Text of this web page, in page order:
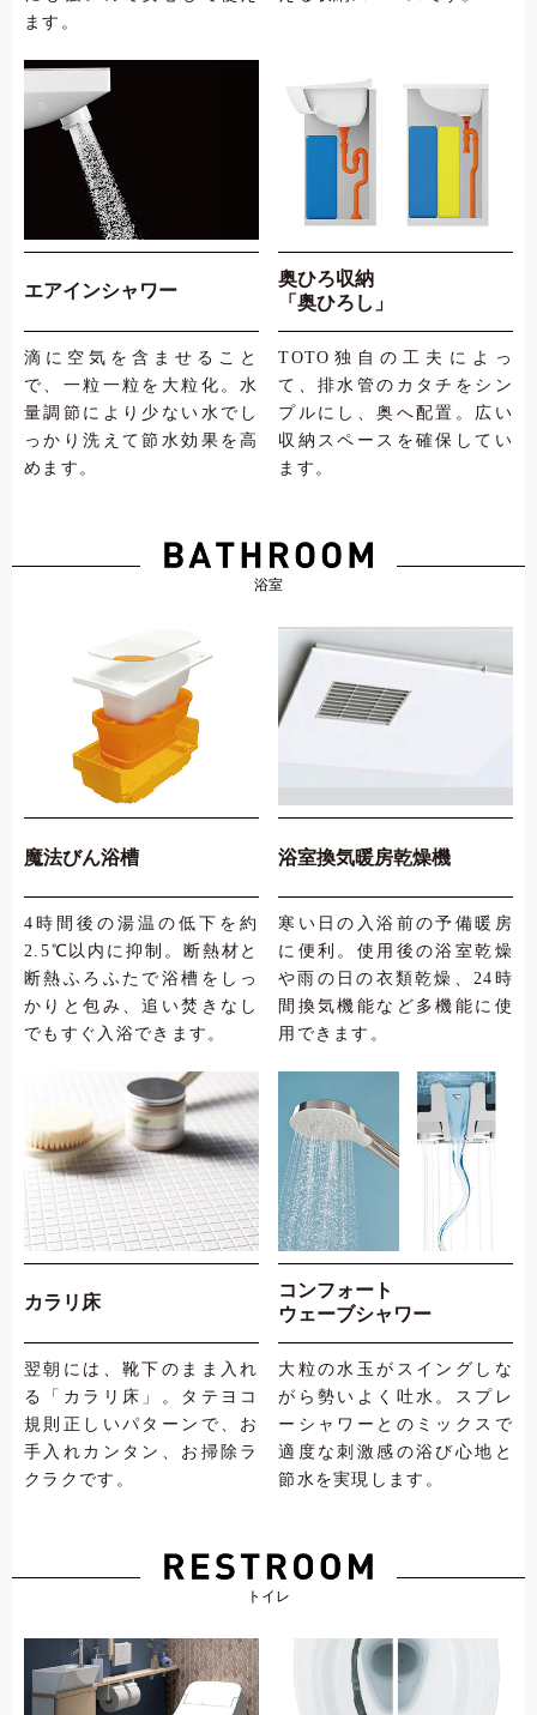
ます。
エアインシャワー
滴に空気を含ませること
で、一粒一粒を大粒化。水
量調節により少ない水でし
っかり洗えて節水効果を高
めます。
奥ひろ収納
「奥ひろし」
TOTO独自の工夫によっ
て、排水管のカタチをシン
プルにし、奥へ配置。広い
収納スペースを確保してい
ます。
魔法びん浴槽
4時間後の湯温の低下を約
2.5℃以内に抑制。断熱材と
断熱ふろふたで浴槽をしっ
かりと包み、追い焚きなし
でもすぐ入浴できます。
浴室換気暖房乾燥機
寒い日の入浴前の予備暖房
に便利。使用後の浴室乾燥
や雨の日の衣類乾燥、24時
間換気機能など多機能に使
用できます。
カラリ床
翌朝には、靴下のまま入れ
る「カラリ床」。タテヨコ
規則正しいパターンで、お
手入れカンタン、お掃除ラ
クラクです。
コンフォート
ウェーブシャワー
大粒の水玉がスイングしな
がら勢いよく吐水。スプレ
ーシャワーとのミックスで
適度な刺激感の浴び心地と
節水を実現します。